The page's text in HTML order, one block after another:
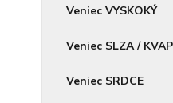
Veniec VYSKOKÝ
Veniec SLZA /
Veniec SRDCE